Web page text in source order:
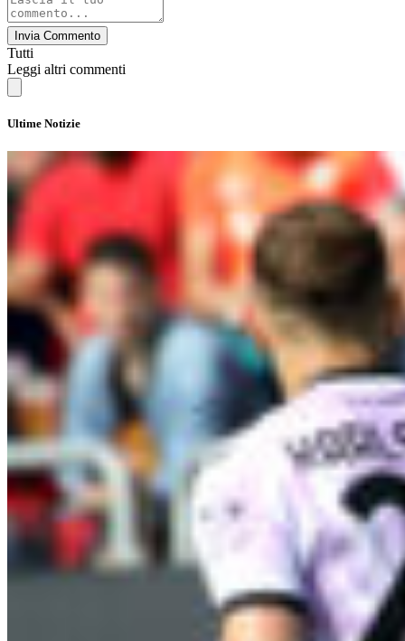
Invia Commento
Tutti
Leggi altri commenti
Ultime Notizie